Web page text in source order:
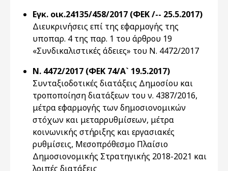
Εγκ. οικ.24135/458/2017 (ΦΕΚ /-- 25.5.2017)
Διευκρινήσεις επί της εφαρμογής της
υποπαρ. 4 της παρ. 1 του άρθρου 19
«Συνδικαλιστικές άδειες» του Ν. 4472/2017
Ν. 4472/2017 (ΦΕΚ 74/Α` 19.5.2017)
Συνταξιοδοτικές διατάξεις Δημοσίου και
τροποποίηση διατάξεων του ν. 4387/2016,
μέτρα εφαρμογής των δημοσιονομικών
στόχων και μεταρρυθμίσεων, μέτρα
κοινωνικής στήριξης και εργασιακές
ρυθμίσεις, Μεσοπρόθεσμο Πλαίσιο
Δημοσιονομικής Στρατηγικής 2018-2021 και
λοιπές διατάξεις